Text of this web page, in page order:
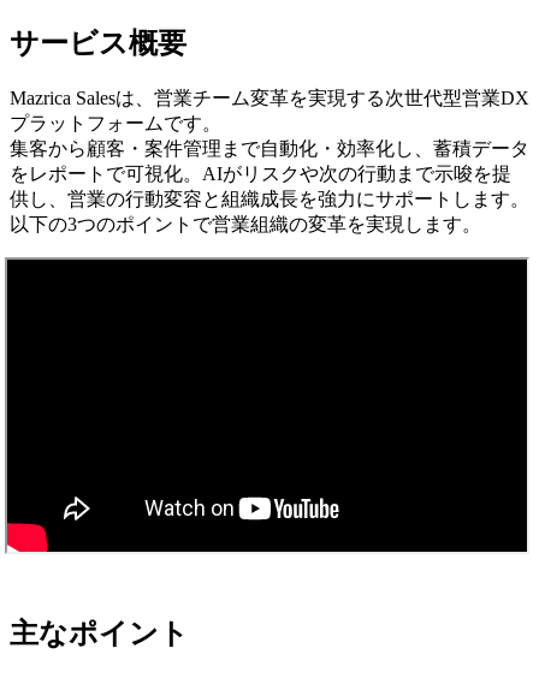
サービス概要
Mazrica Salesは、営業チーム変革を実現する次世代型営業DX
プラットフォームです。
集客から顧客・案件管理まで自動化・効率化し、蓄積データ
をレポートで可視化。AIがリスクや次の行動まで示唆を提
供し、営業の行動変容と組織成長を強力にサポートします。
以下の3つのポイントで営業組織の変革を実現します。
主なポイント